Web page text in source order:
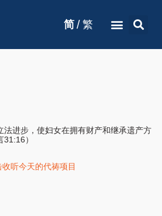
简 / 繁
法进步，使妇女在拥有财产和继承遗产方
）
收听今天的代祷项目